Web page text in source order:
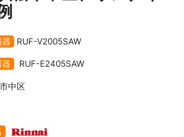
RUF-V2005SAW
RUF-E2405SAW
中区